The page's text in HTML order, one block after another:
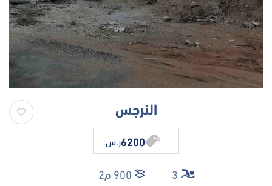
النرجس
6200ر.س
3 900 م2